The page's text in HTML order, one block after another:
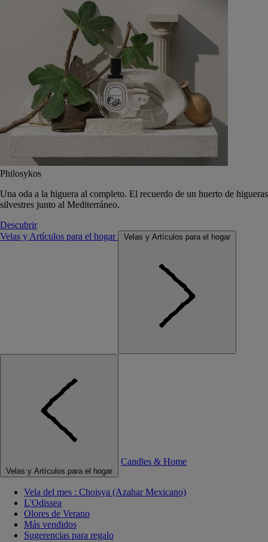
Philosykos
Una oda a la higuera al completo. El recuerdo de un huerto de higueras
silvestres junto al Mediterráneo.
Descubrir
Velas y Artículos para el hogar
Velas y Artículos para el hogar
Velas y Artículos para el hogar
Candles & Home
Vela del mes : Choisya (Azahar Mexicano)
L'Odissea
Olores de Verano
Más vendidos
Sugerencias para regalo